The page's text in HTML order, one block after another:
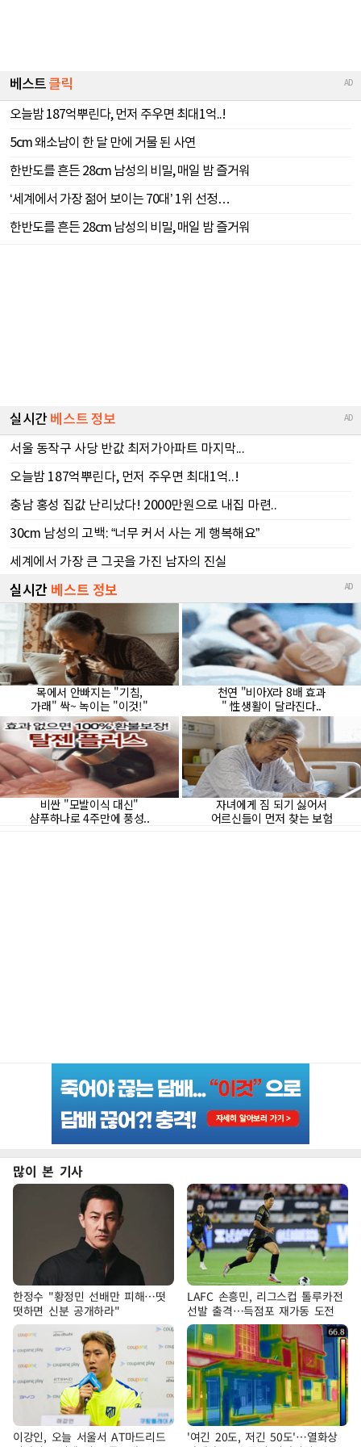
많이 본 기사
한정수 "황정민 선배만 피해…떳
떳하면 신분 공개하라"
LAFC 손흥민, 리그스컵 톨루카전
선발 출격…득점포 재가동 도전
이강인, 오늘 서울서 AT마드리드
'여긴 20도, 저긴 50도'…열화상